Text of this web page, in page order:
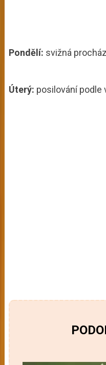
Pondělí: svižná
Úterý: posilování podle